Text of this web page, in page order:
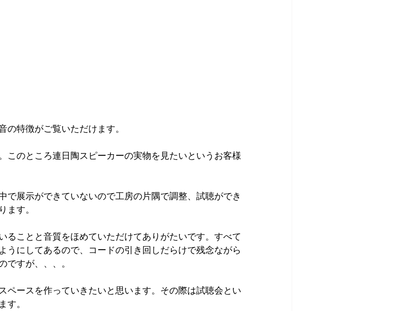
の特徴がご覧いただけます。
このところ連日陶スピーカーの実物を見たいというお客様
で展示ができていないので工房の片隅で調整、試聴ができ
ます。
ることと音質をほめていただけてありがたいです。すべて
うにしてあるので、コードの引き回しだらけで残念ながら
ですが、、、。
ペースを作っていきたいと思います。その際は試聴会とい
す。